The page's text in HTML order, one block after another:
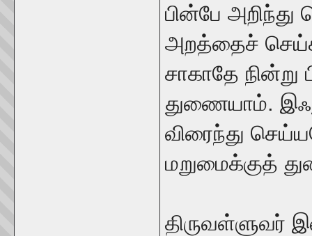
பின்பே
அறத்தைச்
சாகாதே நின்று
துணையாம்.
விரைந்து
மறுமைக்குத்